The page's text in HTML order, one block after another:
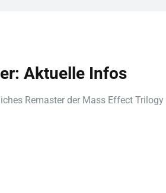
Aktuelle Infos
Remaster der Mass Effect Trilogy